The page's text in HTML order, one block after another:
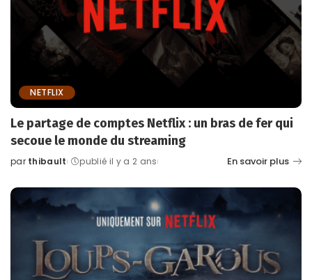
NETFLIX
Le partage de comptes Netflix : un bras de fer qui
secoue le monde du streaming
Posted
par thibault publié il y a 2 ans En savoir plus